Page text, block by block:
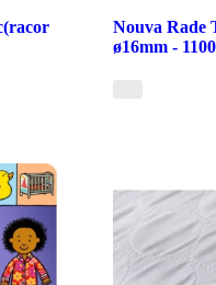
Nouva Rade
ø16mm -